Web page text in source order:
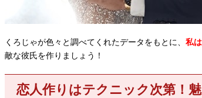
くろじゃが色々と調べてくれたデータをもとに、 私
敵な彼氏を作りましょう！
恋人作りはテクニック次第！